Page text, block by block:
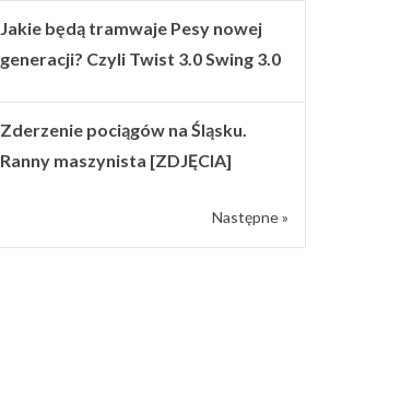
Jakie będą tramwaje Pesy nowej
generacji? Czyli Twist 3.0 Swing 3.0
Zderzenie pociągów na Śląsku.
Ranny maszynista [ZDJĘCIA]
Następne »